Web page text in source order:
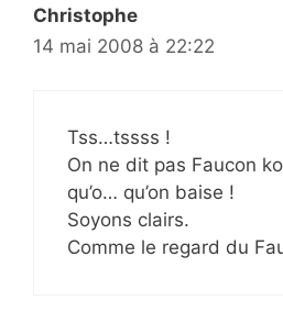
Christophe
14 mai 2008 à 22:22
Tss…tssss !
On ne dit pas Faucon
qu’o… qu’on baise !
Soyons clairs.
Comme le regard du